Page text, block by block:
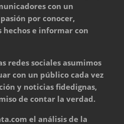
con un
por conocer,
e informar con
redes sociales asumimos
con un público cada vez
y noticias fidedignas,
de contar la verdad.
el análisis de la